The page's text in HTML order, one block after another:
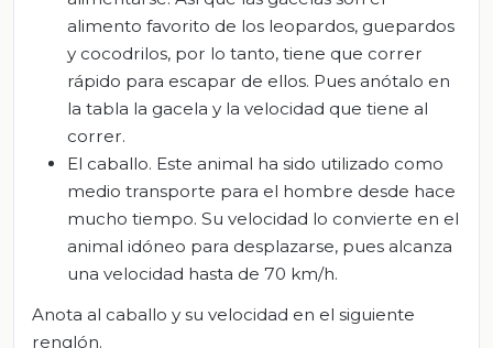
alimento favorito de los leopardos, guepardos
y cocodrilos, por lo tanto, tiene que correr
rápido para escapar de ellos. Pues anótalo en
la tabla la gacela y la velocidad que tiene al
correr.
El caballo. Este animal ha sido utilizado como
medio transporte para el hombre desde hace
mucho tiempo. Su velocidad lo convierte en el
animal idóneo para desplazarse, pues alcanza
una velocidad hasta de 70 km/h.
Anota al caballo y su velocidad en el siguiente
renglón.